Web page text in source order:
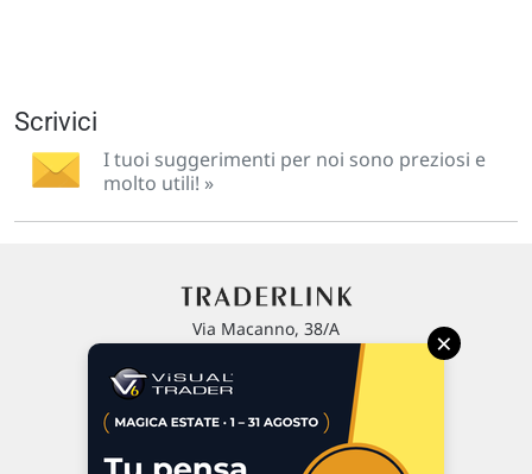
Scrivici
I tuoi suggerimenti per noi sono preziosi e
molto utili! »
Via Macanno, 38/A
P.IVA 02 452 460 401
×